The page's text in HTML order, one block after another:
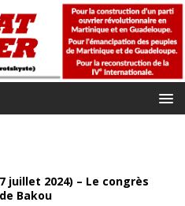
juillet 2024) – Le congrès
Bakou